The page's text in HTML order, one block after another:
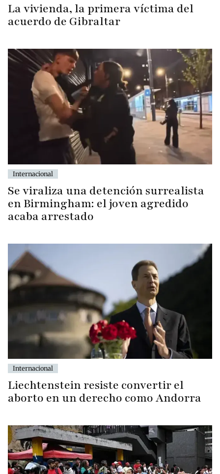
La vivienda, la primera víctima del
acuerdo de Gibraltar
Internacional
Se viraliza una detención surrealista
en Birmingham: el joven agredido
acaba arrestado
Internacional
Liechtenstein resiste convertir el
aborto en un derecho como Andorra